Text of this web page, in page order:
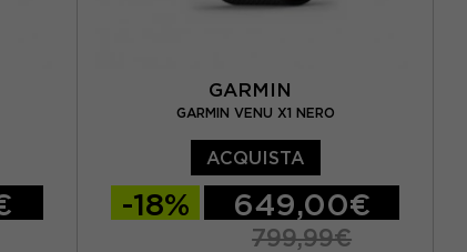
GARMIN
GARMIN VENU X1 NERO
ACQUISTA
-18% 649,00€
799,99€